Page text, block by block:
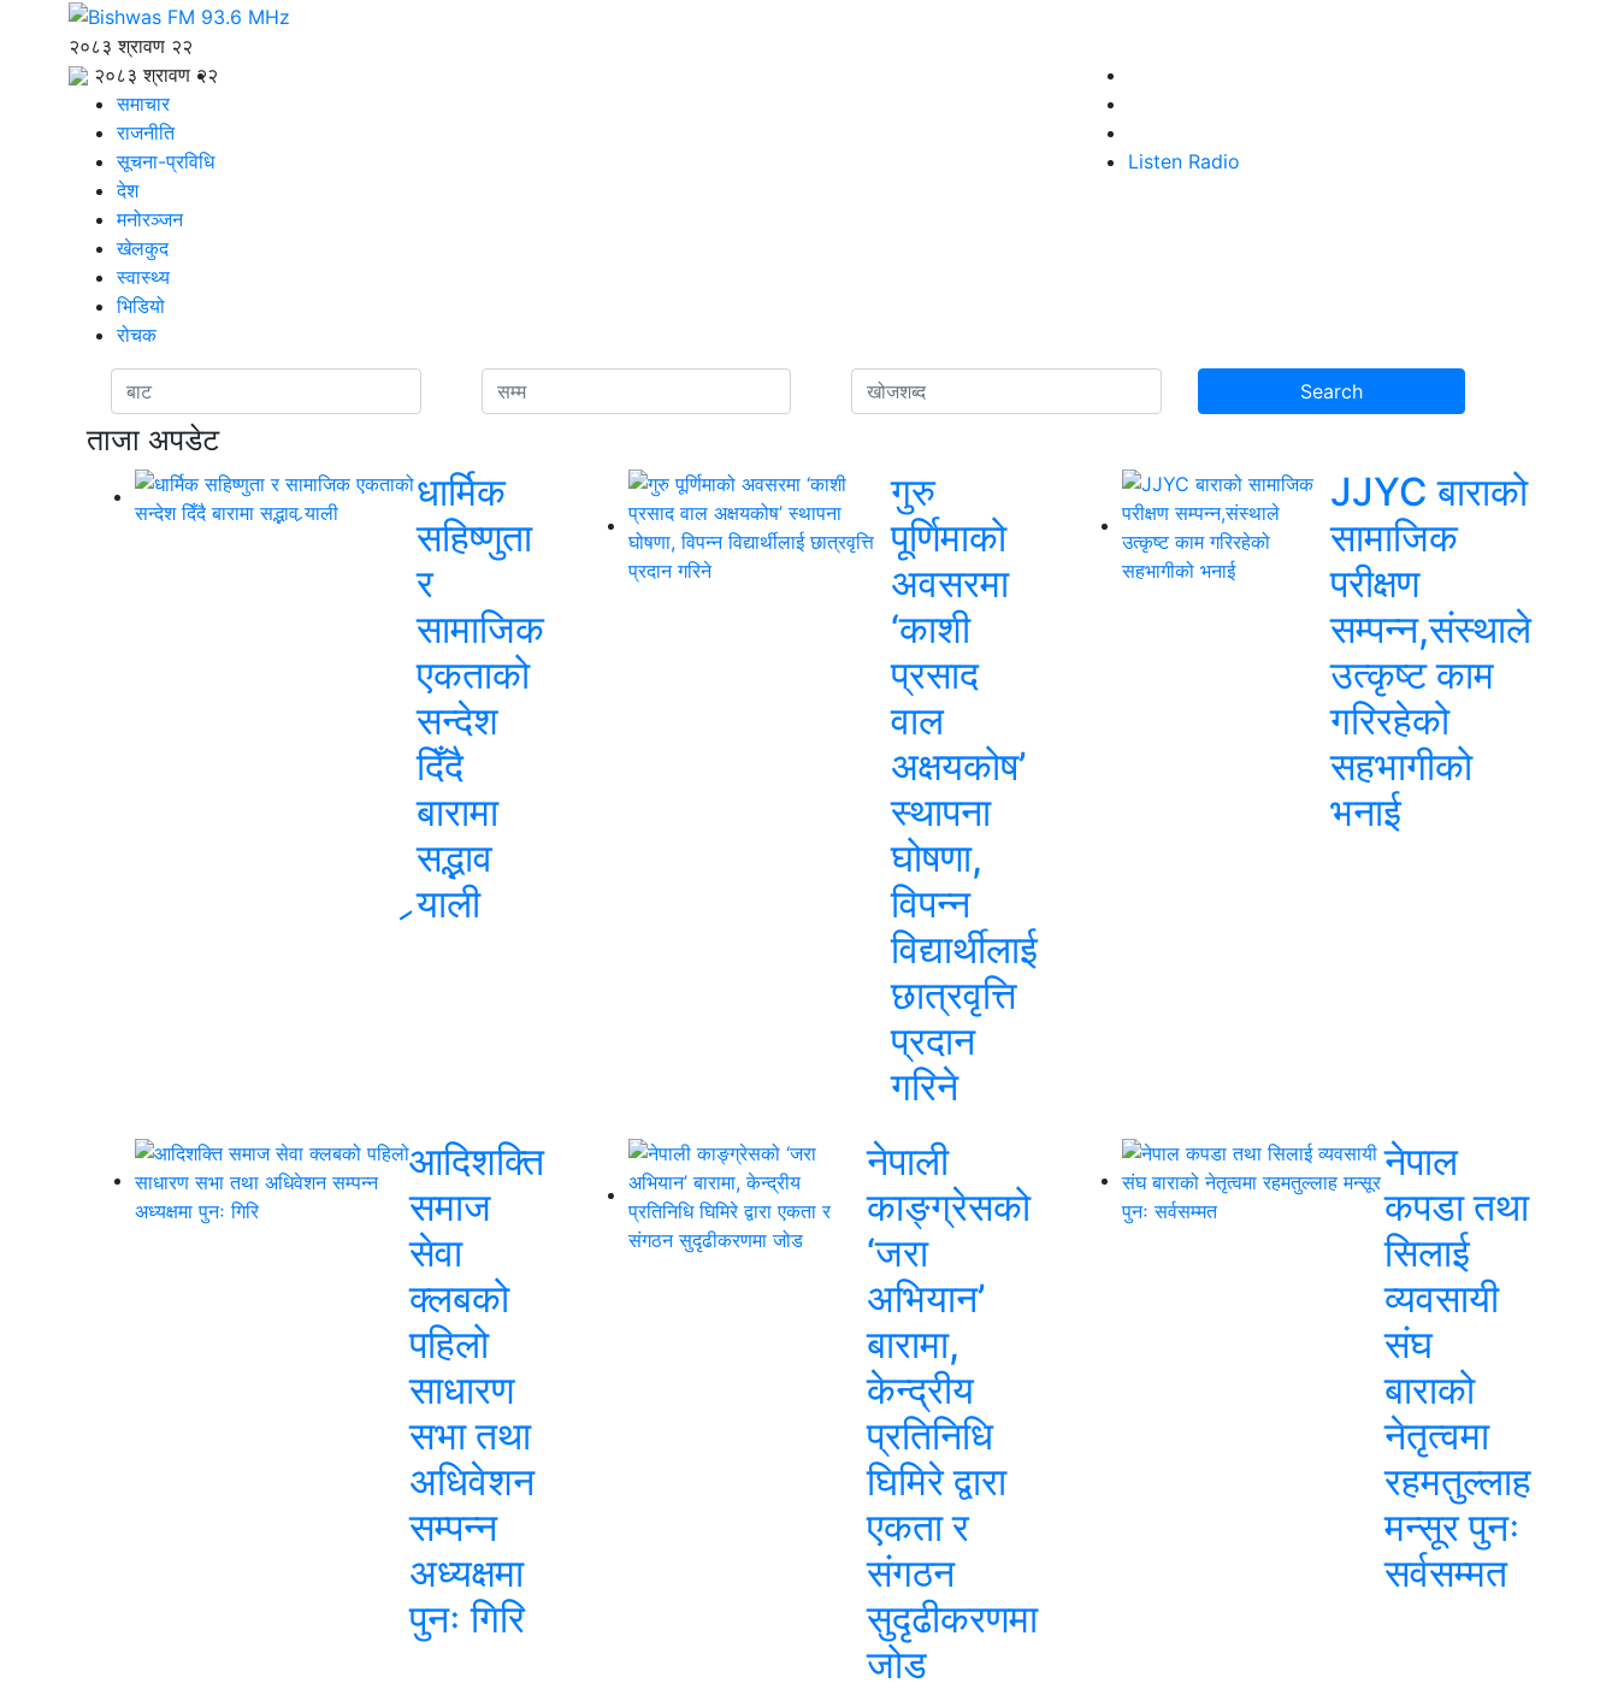
२०८३ श्रावण २२
२०८३ श्रावण २२
समाचार
राजनीति
सूचना-प्रविधि
देश
मनोरञ्जन
खेलकुद
स्वास्थ्य
भिडियो
रोचक
Listen Radio
ताजा अपडेट
धार्मिक
सहिष्णुता
र
सामाजिक
एकताको
सन्देश
दिँदै
बारामा
सद्भाव
र्‍याली
गुरु
पूर्णिमाको
अवसरमा
‘काशी
प्रसाद
वाल
अक्षयकोष’
स्थापना
घोषणा,
विपन्न
विद्यार्थीलाई
छात्रवृत्ति
प्रदान
गरिने
JJYC बाराको
सामाजिक
परीक्षण
सम्पन्न,संस्थाले
उत्कृष्ट काम
गरिरहेको
सहभागीको
भनाई
आदिशक्ति
समाज
सेवा
क्लबको
पहिलो
साधारण
सभा तथा
अधिवेशन
सम्पन्न
अध्यक्षमा
पुनः गिरि
नेपाली
काङ्ग्रेसको
‘जरा
अभियान’
बारामा,
केन्द्रीय
प्रतिनिधि
घिमिरे द्वारा
एकता र
संगठन
सुदृढीकरणमा
जोड
नेपाल
कपडा तथा
सिलाई
व्यवसायी
संघ
बाराको
नेतृत्वमा
रहमतुल्लाह
मन्सूर पुनः
सर्वसम्मत